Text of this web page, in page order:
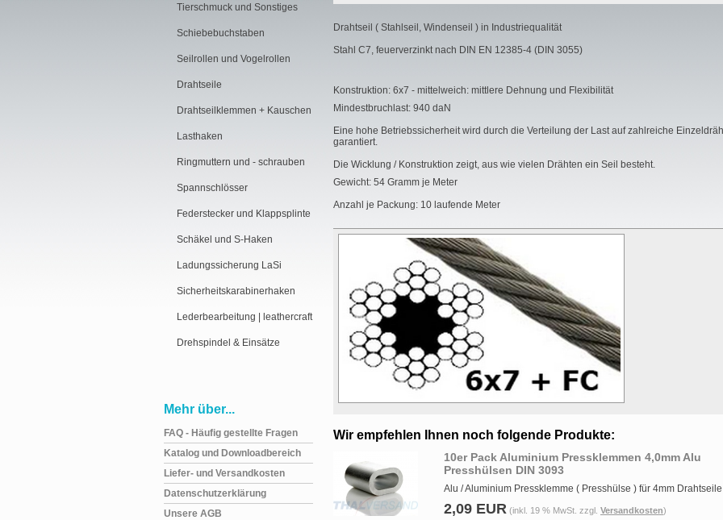
Tierschmuck und Sonstiges
Schiebebuchstaben
Seilrollen und Vogelrollen
Drahtseile
Drahtseilklemmen + Kauschen
Lasthaken
Ringmuttern und - schrauben
Spannschlösser
Federstecker und Klappsplinte
Schäkel und S-Haken
Ladungssicherung LaSi
Sicherheitskarabinerhaken
Lederbearbeitung | leathercraft
Drehspindel & Einsätze
Mehr über...
FAQ - Häufig gestellte Fragen
Katalog und Downloadbereich
Liefer- und Versandkosten
Datenschutzerklärung
Unsere AGB
Drahtseil ( Stahlseil, Windenseil ) in Industriequalität
Stahl C7, feuerverzinkt nach DIN EN 12385-4 (DIN 3055)
Konstruktion: 6x7 - mittelweich: mittlere Dehnung und Flexibilität
Mindestbruchlast: 940 daN
Eine hohe Betriebssicherheit wird durch die Verteilung der Last auf zahlreiche
garantiert.
Die Wicklung / Konstruktion zeigt, aus wie vielen Drähten ein Seil besteht.
Gewicht: 54 Gramm je Meter
Anzahl je Packung: 10 laufende Meter
Wir empfehlen Ihnen noch folgende Produkte:
10er Pack Aluminium Pressklemmen 4,0mm Alu
Presshülsen DIN 3093
Alu / Aluminium Pressklemme ( Presshülse ) für 4mm Drahtseile
2,09 EUR (inkl. 19 % MwSt. zzgl. Versandkosten)